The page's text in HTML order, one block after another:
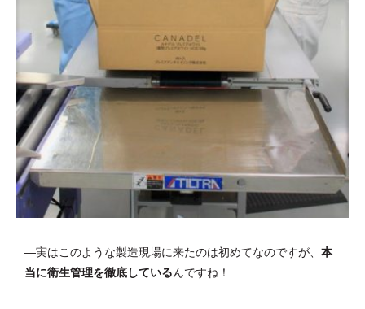
―実はこのような製造現場に来たのは初めてなのですが、 本
当に衛生管理を徹底しているんですね！